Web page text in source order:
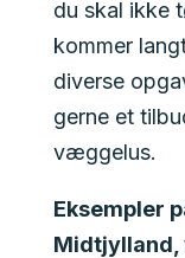
du skal ikke
kommer
diverse
gerne et
væggelus.
Eksempler
Midtjylland,